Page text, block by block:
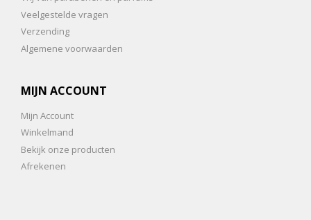
Veelgestelde vragen
Verzending
Algemene voorwaarden
MIJN ACCOUNT
Mijn Account
Winkelmand
Bekijk onze producten
Afrekenen